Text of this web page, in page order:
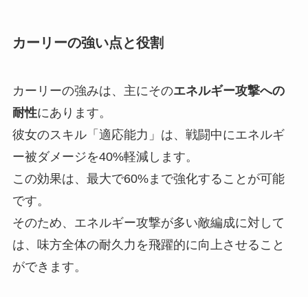
カーリーの強い点と役割
カーリーの強みは、主にそのエネルギー攻撃への
耐性にあります。
彼女のスキル「適応能力」は、戦闘中にエネルギ
ー被ダメージを40%軽減します。
この効果は、最大で60%まで強化することが可能
です。
そのため、エネルギー攻撃が多い敵編成に対して
は、味方全体の耐久力を飛躍的に向上させること
ができます。